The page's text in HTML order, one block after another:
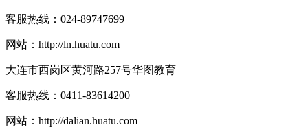
客服热线： 024-89747699
网站： http://ln.huatu.com
大连市西岗区黄河路257号华图教育
客服热线： 0411-83614200
网站： http://dalian.huatu.com